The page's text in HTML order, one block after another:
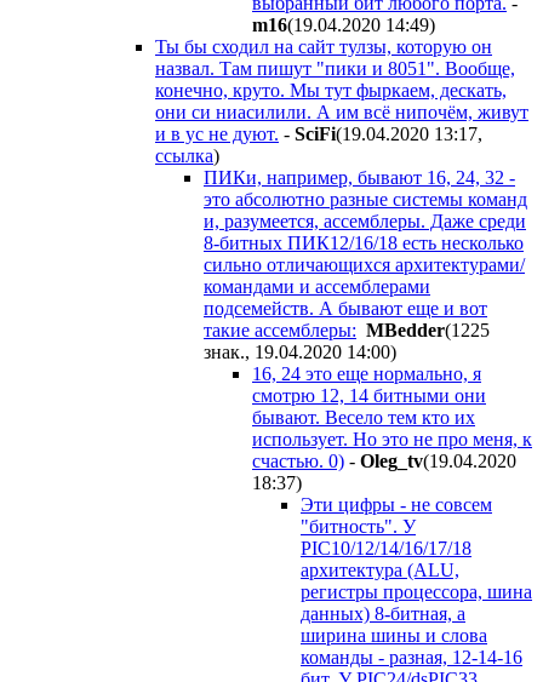
m16(19.04.2020 14:49)
Ты бы сходил на сайт тулзы, которую он
назвал. Там пишут "пики и 8051". Вообще,
конечно, круто. Мы тут фыркаем, дескать,
они си ниасилили. А им всё нипочём, живут
и в ус не дуют. - SciFi(19.04.2020 13:17,
ссылка)
ПИКи, например, бывают 16, 24, 32 -
это абсолютно разные системы команд
и, разумеется, ассемблеры. Даже среди
8-битных ПИК12/16/18 есть несколько
сильно отличающихся архитектурами/
командами и ассемблерами
подсемейств. А бывают еще и вот
такие ассемблеры: MBedder(1225
знак., 19.04.2020 14:00)
16, 24 это еще нормально, я
смотрю 12, 14 битными они
бывают. Весело тем кто их
использует. Но это не про меня, к
счастью. 0) - Oleg_tv(19.04.2020
18:37)
Эти цифры - не совсем
"битность". У
PIC10/12/14/16/17/18
архитектура (ALU,
регистры процессора, шина
данных) 8-битная, а
ширина шины и слова
команды - разная, 12-14-16